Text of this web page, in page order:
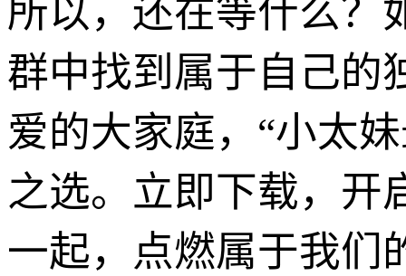
所以，还在等什么？
群中找到属于自己的
爱的大家庭，“小太
之选。立即下载，开
一起，点燃属于我们